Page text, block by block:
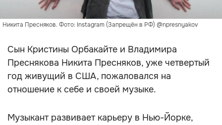
Никита Пресняков. Фото: Instagram (Запрещён в РФ) @npresnyakov
Сын Кристины Орбакайте и Владимира
Преснякова Никита Пресняков, уже четвертый
год живущий в США, пожаловался на
отношение к себе и своей музыке.
Музыкант развивает карьеру в Нью-Йорке,